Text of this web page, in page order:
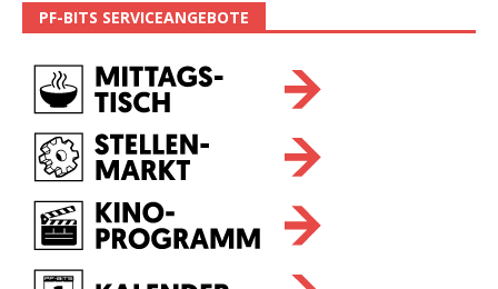
PF-BITS SERVICEANGEBOTE